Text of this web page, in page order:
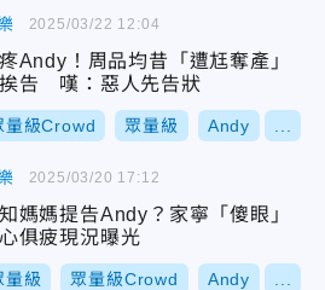
Andy！周品均昔「遭尪奪產」
告 嘆：惡人先告狀
量級Crowd 眾量級 Andy
2025/03/22 12:04
媽媽提告Andy？家寧「傻眼」
俱疲現況曝光
量級 眾量級Crowd Andy
2025/03/20 17:12